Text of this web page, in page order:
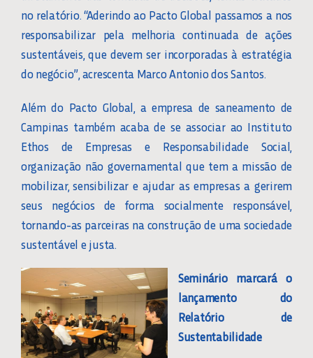
no relatório. “Aderindo ao Pacto Global passamos a nos
responsabilizar pela melhoria continuada de ações
sustentáveis, que devem ser incorporadas à estratégia
do negócio”, acrescenta Marco Antonio dos Santos.
Além do Pacto Global, a empresa de saneamento de
Campinas também acaba de se associar ao Instituto
Ethos de Empresas e Responsabilidade Social,
organização não governamental que tem a missão de
mobilizar, sensibilizar e ajudar as empresas a gerirem
seus negócios de forma socialmente responsável,
tornando-as parceiras na construção de uma sociedade
sustentável e justa.
Seminário marcará o
lançamento do
Relatório de
Sustentabilidade